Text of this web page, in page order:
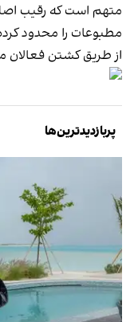
متهم است که رقیب اصلی
مطبوعات را محدود
از طریق کشتن
پربازدیدترین‌ها